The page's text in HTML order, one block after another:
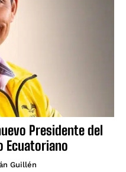
Presidente del
Ecuatoriano
Guillén